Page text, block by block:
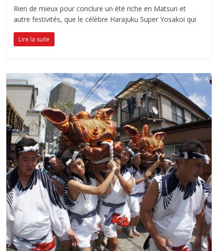
Rien de mieux pour conclure un été riche en Matsuri et
autre festivités, que le célèbre Harajuku Super Yosakoi qui
Lire la suite